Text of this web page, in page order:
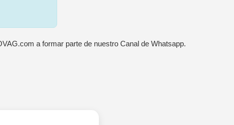
a formar parte de nuestro Canal de Whatsapp.